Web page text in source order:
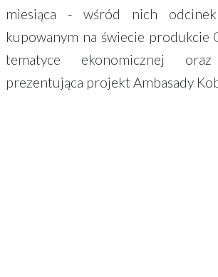
miesiąca - wśród nich
kupowanym na świecie produkcie
tematyce ekonomicznej
prezentująca projekt Ambasady